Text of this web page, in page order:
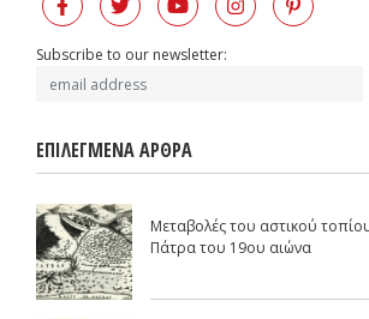
Subscribe to our newsletter:
ΕΠΙΛΕΓΜΕΝΑ ΑΡΘΡΑ
Μεταβολές του αστικού
Πάτρα του 19ου αιώνα